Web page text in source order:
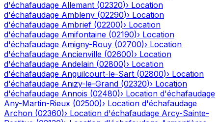
d'échafaudage Allemant (02320)› Location
d'échafaudage Ambleny (02290)› Location
d'échafaudage Ambrief (02200)› Location
d'échafaudage Amifontaine (02190)› Location
d'échafaudage Amigny-Rouy (02700)› Location
d'échafaudage Ancienville (02600)› Location
d'échafaudage Andelain (02800)› Location
d'échafaudage Anguilcourt-le-Sart (02800)› Location
d'échafaudage Anizy-le-Grand (02320)› Location
d'échafaudage Annois (02480)› Location d'échafaudage
Any-Martin-Rieux (02500)› Location d'échafaudage
Archon (02360)› Location d'échafaudage Arcy-Sainte-